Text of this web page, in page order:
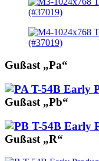
Gußast „Pa“
Gußast „Pb“
Gußast „R“